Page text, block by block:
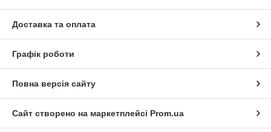
Доставка та оплата
Графік роботи
Повна версія сайту
Сайт створено на маркетплейсі Prom.ua